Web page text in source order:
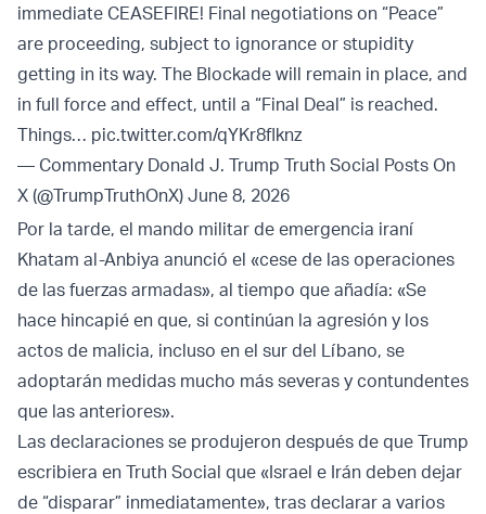
immediate CEASEFIRE! Final negotiations on “Peace”
are proceeding, subject to ignorance or stupidity
getting in its way. The Blockade will remain in place, and
in full force and effect, until a “Final Deal” is reached.
Things… pic.twitter.com/qYKr8flknz
— Commentary Donald J. Trump Truth Social Posts On
X (@TrumpTruthOnX) June 8, 2026
Por la tarde, el mando militar de emergencia iraní
Khatam al-Anbiya anunció el «cese de las operaciones
de las fuerzas armadas», al tiempo que añadía: «Se
hace hincapié en que, si continúan la agresión y los
actos de malicia, incluso en el sur del Líbano, se
adoptarán medidas mucho más severas y contundentes
que las anteriores».
Las declaraciones se produjeron después de que Trump
escribiera en Truth Social que «Israel e Irán deben dejar
de “disparar” inmediatamente», tras declarar a varios